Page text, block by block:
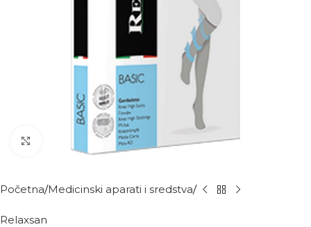
Kliknite za povećanje
Početna Medicinski aparati i sredstva
Relaxsan